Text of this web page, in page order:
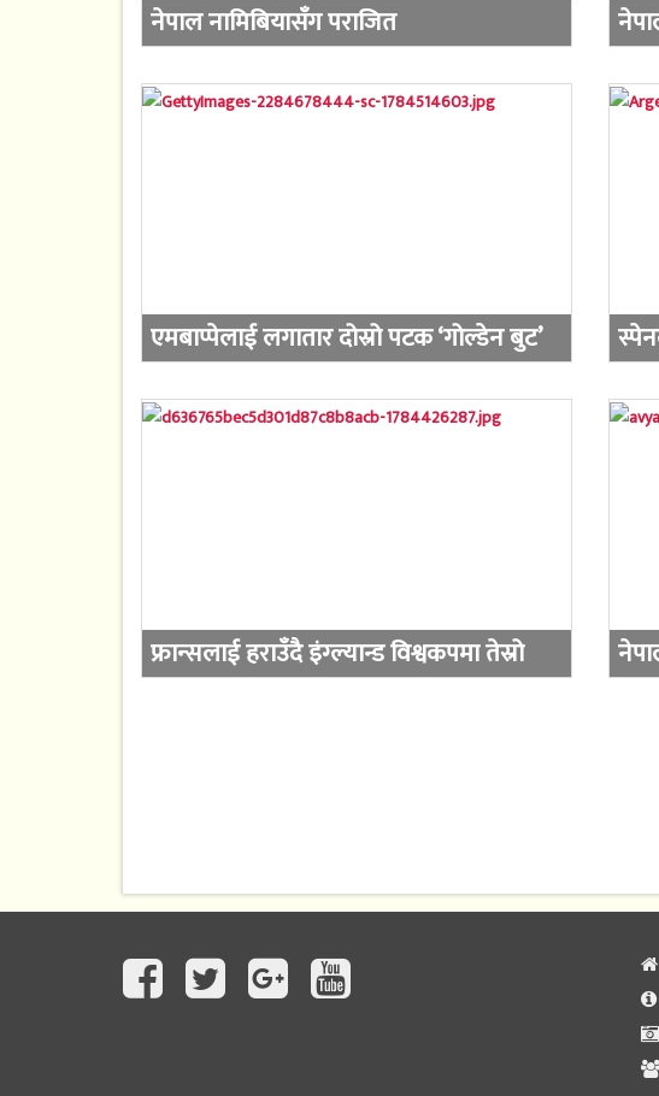
नेपाल नामिबियासँग पराजित
एमबाप्पेलाई लगातार दोस्रो पटक ‘गोल्डेन बुट’
फ्रान्सलाई हराउँदै इंग्ल्यान्ड विश्वकपमा तेस्रो